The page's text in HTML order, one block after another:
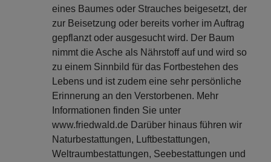
eines Baumes oder Strauches beigesetzt, der
zur Beisetzung oder bereits vorher im Auftrag
gepflanzt oder ausgesucht wird. Der Baum
nimmt die Asche als Nährstoff auf und wird so
zu einem Sinnbild für das Fortbestehen des
Lebens und ist zudem eine sehr persönliche
Erinnerung an den Verstorbenen. Mehr
Informationen finden Sie unter
www.friedwald.de Darüber hinaus führen wir
Naturbestattungen, Luftbestattungen,
Weltraumbestattungen, Seebestattungen und